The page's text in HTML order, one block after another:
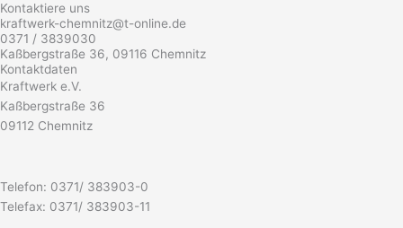
Kontaktiere uns
kraftwerk-chemnitz@t-online.de
0371 / 3839030
Kaßbergstraße 36, 09116 Chemnitz
Kontaktdaten
Kraftwerk e.V.
Kaßbergstraße 36
09112 Chemnitz
Telefon: 0371/ 383903-0
Telefax: 0371/ 383903-11